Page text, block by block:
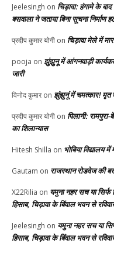
Jeelesingh on चिड़ावा: हंगामे के बाद
बसवाला ने जताया बिना सूचना निर्माण
प्रदीप कुमार योगी on चिड़ावा मेले में
pooja on झुंझुनू में आंगनवाड़ी
जारी
विनोद कुमारon झुंझुनूं में चमत्कार! मृत
प्रदीप कुमार योगी on पिलानी:
का शिलान्यास
Hitesh Shilla on भोबिया विद्यालय
Gautam on राजस्थान रोडवेज की
X22Rilia on यमुना नहर सच या
हिसाब, चिड़ावा के बिंवाल भवन से
Jeelesingh on यमुना नहर सच या
हिसाब, चिड़ावा के बिंवाल भवन से